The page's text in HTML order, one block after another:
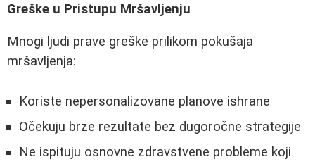
Greške u Pristupu Mršavljenju
Mnogi ljudi prave greške prilikom pokušaja
mršavljenja:
Koriste nepersonalizovane planove ishrane
Očekuju brze rezultate bez dugoročne strategije
Ne ispituju osnovne zdravstvene probleme koji